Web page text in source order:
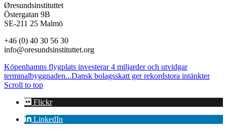
Øresundsinstituttet
Östergatan 9B
SE-211 25 Malmö
+46 (0) 40 30 56 30
info@oresundsinstituttet.org
Köpenhamns flygplats investerar 4 miljarder och utvidgar
terminalbyggnaden...Dansk bolagsskatt ger rekordstora intänkter
Scroll to top
Flickr
LinkedIn